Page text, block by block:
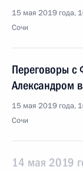
15 мая 2019 года,
Сочи
Переговоры с
Александром
15 мая 2019 года,
Сочи
14 мая 2019